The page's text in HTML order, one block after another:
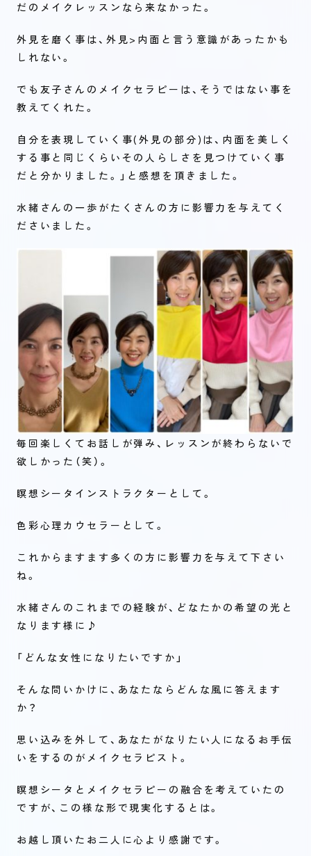
だのメイクレッスンなら来なかった。
外見を磨く事は、外見>内面と言う意識があったかも
しれない。
でも友子さんのメイクセラピーは、そうではない事を
教えてくれた。
自分を表現していく事(外見の部分)は、内面を美しく
する事と同じくらいその人らしさを見つけていく事
だと分かりました。」と感想を頂きました。
水緒さんの一歩がたくさんの方に影響力を与えてく
ださいました。
毎回楽しくてお話しが弾み、レッスンが終わらないで
欲しかった（笑）。
瞑想シータインストラクターとして。
色彩心理カウセラーとして。
これからますます多くの方に影響力を与えて下さい
ね。
水緒さんのこれまでの経験が、どなたかの希望の光と
なります様に♪
「どんな女性になりたいですか」
そんな問いかけに、あなたならどんな風に答えます
か？
思い込みを外して、あなたがなりたい人になるお手伝
いをするのがメイクセラピスト。
瞑想シータとメイクセラピーの融合を考えていたの
ですが、この様な形で現実化するとは。
お越し頂いたお二人に心より感謝です。